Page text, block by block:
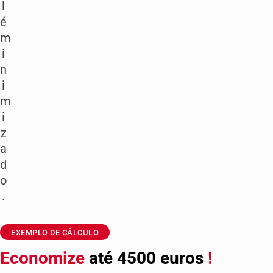
é
m
i
n
i
m
i
z
a
d
o
.
Economize até 4500 euros !
EXEMPLO DE CÁLCULO